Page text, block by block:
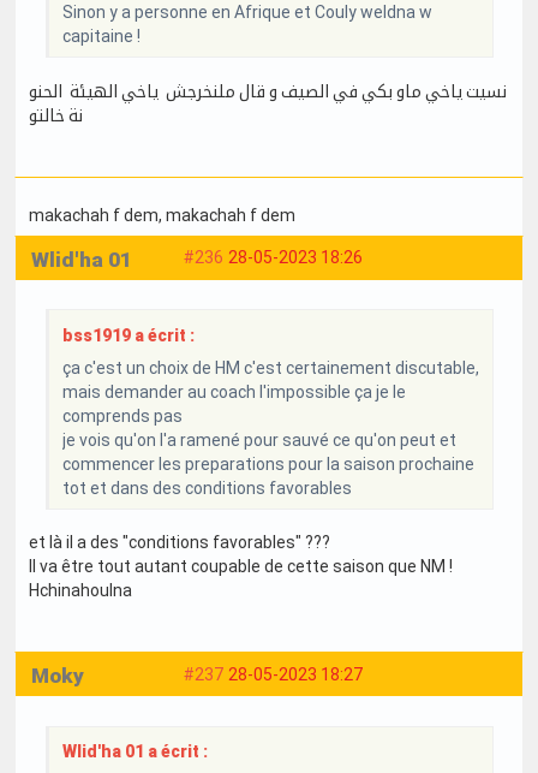
Sinon y a personne en Afrique et Couly weldna w
capitaine !
نسيت ياخي ماو بكي في الصيف و قال ملنخرجش ياخي الهيئة الحنو
نة خالتو
makachah f dem, makachah f dem
#236 28-05-2023 18:26
Wlid'ha 01
bss1919 a écrit :
ça c'est un choix de HM c'est certainement discutable,
mais demander au coach l'impossible ça je le
comprends pas
je vois qu'on l'a ramené pour sauvé ce qu'on peut et
commencer les preparations pour la saison prochaine
tot et dans des conditions favorables
et là il a des "conditions favorables" ???
Il va être tout autant coupable de cette saison que NM !
Hchinahoulna
#237 28-05-2023 18:27
Moky
Wlid'ha 01 a écrit :